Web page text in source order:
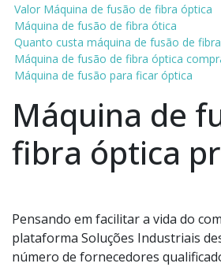
Valor Máquina de fusão de fibra óptica
Máquina de fusão de fibra ótica
Quanto custa máquina de fusão de
Máquina de fusão de fibra óptica
Máquina de fusão para ficar óptica
Máquina de
fibra óptica
Pensando em facilitar a vida do
plataforma Soluções Industriais
número de fornecedores